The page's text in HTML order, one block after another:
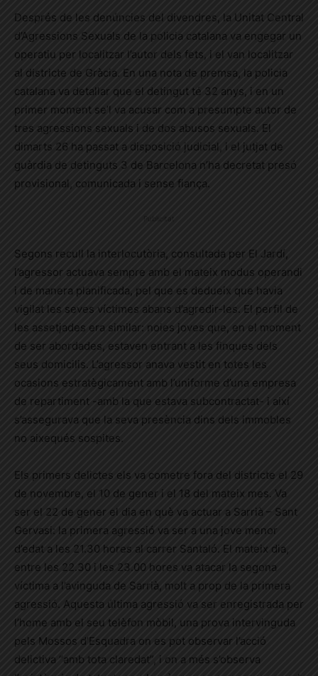
Després de les denúncies del divendres, la Unitat Central
d’Agressions Sexuals de la policia catalana va engegar un
operatiu per localitzar l’autor dels fets, i el van localitzar
al districte de Gràcia. En una nota de premsa, la policia
catalana va detallar que el detingut té 32 anys, i en un
primer moment se’l va acusar com a presumpte autor de
tres agressions sexuals i de dos abusos sexuals. El
dimarts 26 ha passat a disposició judicial, i el jutjat de
guàrdia de detinguts 3 de Barcelona n’ha decretat presó
provisional, comunicada i sense fiança.
Segons recull la interlocutòria, consultada per El Jardí,
l’agressor actuava sempre amb el mateix modus operandi
i de manera planificada, pel que es dedueix que havia
vigilat les seves víctimes abans d’agredir-les. El perfil de
les assetjades era similar: noies joves que, en el moment
de ser abordades, estaven entrant a les finques dels
seus domicilis. L’agressor anava vestit en totes les
ocasions estratègicament amb l’uniforme d’una empresa
de repartiment -amb la que estava subcontractat- i així
s’assegurava que la seva presència dins dels immobles
no aixequés sospites.
Els primers delictes els va cometre fora del districte el 29
de novembre, el 10 de gener i el 18 del mateix mes. Va
ser el 22 de gener el dia en què va actuar a Sarrià – Sant
Gervasi: la primera agressió va ser a una jove menor
d’edat a les 21.30 hores al carrer Santaló. El mateix dia,
entre les 22.30 i les 23.00 hores va atacar la segona
víctima a l’avinguda de Sarrià, molt a prop de la primera
agressió. Aquesta última agressió va ser enregistrada per
l’home amb el seu telèfon mòbil, una prova intervinguda
pels Mossos d’Esquadra on es pot observar l’acció
delictiva “amb tota claredat”, i on a més s’observa